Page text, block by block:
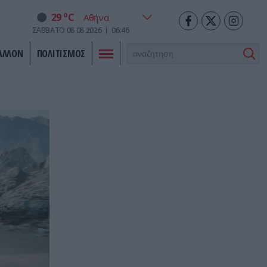
29 oC
ΣΑΒΒΑΤΟ 08 08 2026 06:46
ΠΟΛΙΤΙΣΜΟΣ